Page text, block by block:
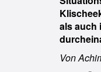
als auch
Von